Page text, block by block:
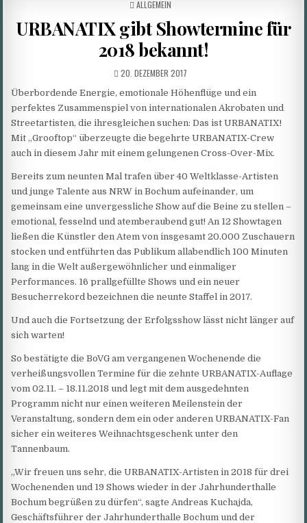
POSTED
ALLGEMEIN
URBANATIX gibt Showtermine für
2018 bekannt!
PUBLISHED
20. DEZEMBER 2017
Überbordende Energie, emotionale Höhenflüge und ein
perfektes Zusammenspiel von internationalen Akrobaten und
Streetartisten, die ihresgleichen suchen: Das ist URBANATIX!
Mit „Grooftop“ überzeugte die begehrte URBANATIX-Crew
auch in diesem Jahr mit einem gelungenen Cross-Over-Mix.
Bereits zum neunten Mal trafen über 40 Weltklasse-Artisten
und junge Talente aus NRW in Bochum aufeinander, um
gemeinsam eine unvergessliche Show auf die Beine zu stellen –
emotional, fesselnd und atemberaubend gut! An 12 Showtagen
ließen die Künstler den Atem von insgesamt 20.000 Zuschauern
stocken und entführten das Publikum allabendlich 100 Minuten
lang in die Welt außergewöhnlicher und einmaliger
Performances. 16 prallgefüllte Shows und ein neuer
Besucherrekord bezeichnen die neunte Staffel in 2017.
Und auch die Fortsetzung der Erfolgsshow lässt nicht länger auf
sich warten!
So bestätigte die BoVG am vergangenen Wochenende die
verheißungsvollen Termine für die zehnte URBANATIX-Auflage
vom 02.11. – 18.11.2018 und legt mit dem ausgedehnten
Programm nicht nur einen weiteren Meilenstein der
Veranstaltung, sondern dem ein oder anderen URBANATIX-Fan
sicher ein weiteres Weihnachtsgeschenk unter den
Tannenbaum.
„Wir freuen uns sehr, die URBANATIX-Artisten in 2018 für drei
Wochenenden und 19 Shows wieder in der Jahrhunderthalle
Bochum begrüßen zu dürfen“, sagte Andreas Kuchajda,
Geschäftsführer der Jahrhunderthalle Bochum und der